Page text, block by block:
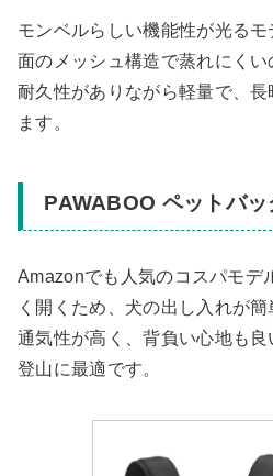
モンベルらしい機能性が光る
面のメッシュ構造で蒸れにくい
耐久性がありながら軽量で、
ます。
PAWABOO ペットバッ
Amazonでも人気のコスパモデ
く開くため、犬の出し入れが簡
通気性が高く、背負い心地も
登山に最適です。